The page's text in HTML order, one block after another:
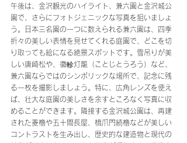
午後は、金沢観光のハイライト、兼六園と金沢城公
園で、さらにフォトジェニックな写真を狙いましょ
う。日本三名園の一つに数えられる兼六園は、四季
折々の美しい表情を見せてくれる庭園で、どこを切
り取っても絵になる絶景スポットです。雪吊りが美
しい唐崎松や、徽軫灯籠（ことじとうろう）など、
兼六園ならではのシンボリックな場所で、記念に残
る一枚を撮影しましょう。特に、広角レンズを使え
ば、壮大な庭園の美しさを余すところなく写真に収
めることができます。隣接する金沢城公園は、再建
された菱櫓や五十間長屋、橋爪門続櫓などが美しい
コントラストを生み出し、歴史的な建造物と現代の